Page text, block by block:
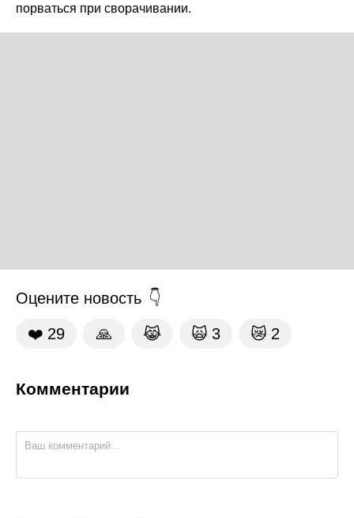
порваться при сворачивании.
Оцените новость
❤️ 29 🙏 😹 🙀 3 😿 2
Комментарии